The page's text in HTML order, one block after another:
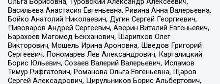
Васильева Анастасия Евгеньевна, Ривина Анна Валерьевна,
Бойко Анатолий Николаевич, Дугин Сергей Георгиевич,
Пивоваров Андрей Сергеевич, Аверин Виталий Евгеньевич,
Барахоев Магомед Бекханович, Шарипков Олег
Викторович, Мошель Ирина Ароновна, Шведов Григорий
Сергеевич, Пономарев Лев Александрович, Каргалицкий
Борис Юльевич, Созаев Валерий Валерьевич, Исламов
Тимур Рифгатович, Романова Ольга Евгеньевна, Щаров
Сергей Алексадрович, Цирульников Борис Альбертович,